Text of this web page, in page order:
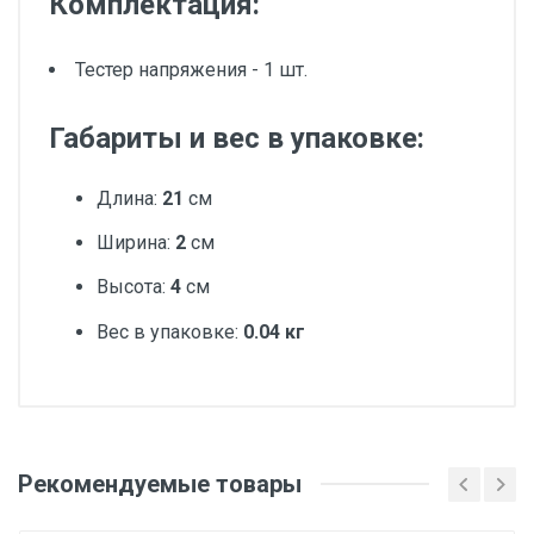
Тестер напряжения - 1 шт.
Габариты и вес в упаковке:
Длина: 21 см
Ширина: 2 см
Высота: 4 см
Вес в упаковке: 0.04 кг
Вес
Рекомендуемые товары